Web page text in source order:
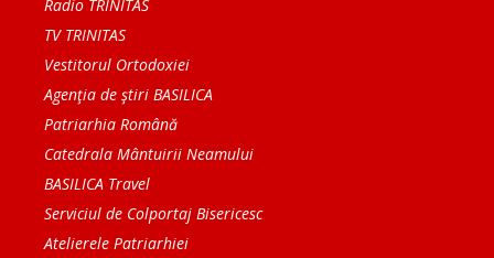
Radio TRINITAS
TV TRINITAS
Vestitorul Ortodoxiei
Agenţia de ştiri BASILICA
Patriarhia Română
Catedrala Mântuirii Neamului
BASILICA Travel
Serviciul de Colportaj Bisericesc
Atelierele Patriarhiei